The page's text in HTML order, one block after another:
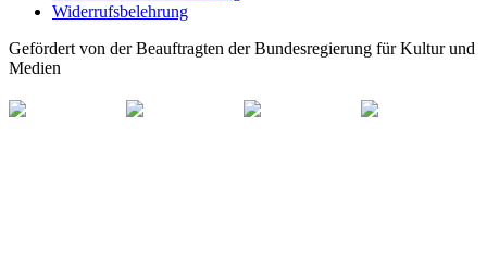
Widerrufsbelehrung
Gefördert von der Beauftragten der Bundesregierung für Kultur und
Medien